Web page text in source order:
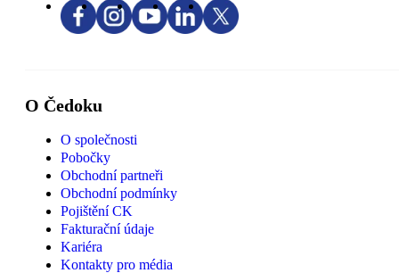
O Čedoku
O společnosti
Pobočky
Obchodní partneři
Obchodní podmínky
Pojištění CK
Fakturační údaje
Kariéra
Kontakty pro média